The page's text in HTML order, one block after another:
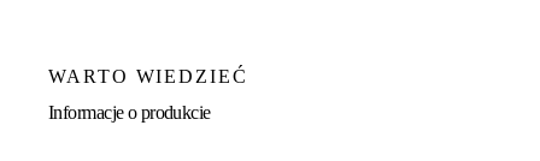
WARTO WIEDZIEĆ
Informacje o produkcie